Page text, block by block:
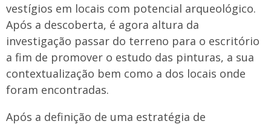
vestígios em locais com potencial arqueológico.
Após a descoberta, é agora altura da
investigação passar do terreno para o escritório
a fim de promover o estudo das pinturas, a sua
contextualização bem como a dos locais onde
foram encontradas.
Após a definição de uma estratégia de